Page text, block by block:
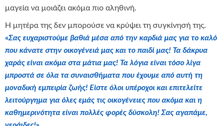
μαγεία να μοιάζει ακόμα πιο αληθινή.
Η μητέρα της δεν μπορούσε να κρύψει τη συγκίνησή της.
«Σας ευχαριστούμε βαθιά μέσα από την καρδιά μας για το καλό
που κάνατε στην οικογένειά μας και το παιδί μας! Τα δάκρυα
χαράς είναι ακόμα στα μάτια μας! Τα λόγια είναι τόσο λίγα
μπροστά σε όλα τα συναισθήματα που έχουμε από αυτή τη
μοναδική εμπειρία ζωής! Είστε όλοι υπέροχοι και επιτελείτε
λειτούργημα για όλες εμάς τις οικογένειες που ακόμα και η
καθημερινότητα είναι πολλές φορές δύσκολη! Σας αγαπάμε,